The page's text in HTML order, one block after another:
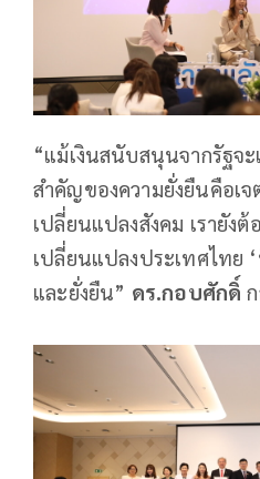
“แม้เงินสนับสนุนจากรัฐจะ
สำคัญของความยั่งยืนคือเจ
เปลี่ยนแปลงสังคม เรายัง
เปลี่ยนแปลงประเทศไทย
และยั่งยืน” ดร.กอบศักดิ์